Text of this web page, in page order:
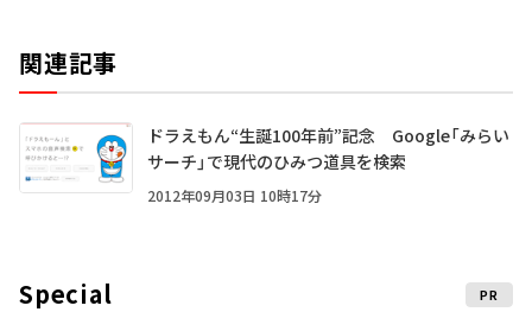
関連記事
ドラえもん“生誕100年前”記念 Google「みらい
サーチ」で現代のひみつ道具を検索
2012年09月03日 10時17分
Special PR